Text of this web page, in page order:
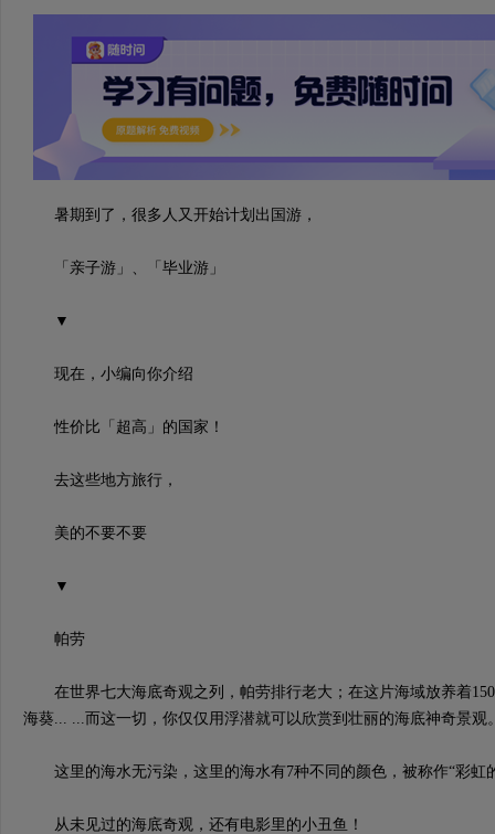
暑期到了，很多人又开始计划出国游，
「亲子游」、「毕业游」
▼
现在，小编向你介绍
性价比「超高」的国家！
去这些地方旅行，
美的不要不要
▼
帕劳
在世界七大海底奇观之列，帕劳排行老大；在这片海域放养着
海葵... ...而这一切，你仅仅用浮潜就可以欣赏到壮丽的海底神奇景观
这里的海水无污染，这里的海水有7种不同的颜色，被称作“彩虹
从未见过的海底奇观，还有电影里的小丑鱼！